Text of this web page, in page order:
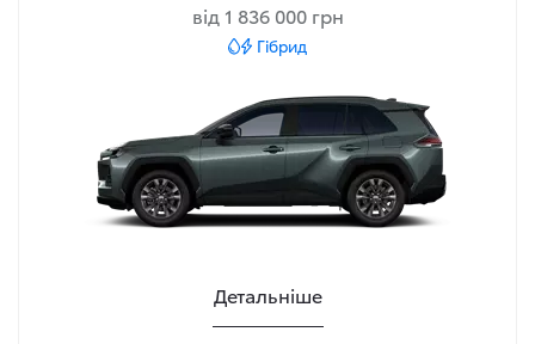
від 1 836 000 грн
Гібрид
Детальніше